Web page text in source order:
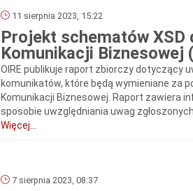
11 sierpnia 2023, 15:22
Projekt schematów XSD
Komunikacji
OIRE publikuje raport zbiorczy dotyczący
komunikatów, które będą wymieniane za
Komunikacji Biznesowej. Raport zawiera
sposobie uwzględniania uwag
Więcej...
7 sierpnia 2023, 08:37